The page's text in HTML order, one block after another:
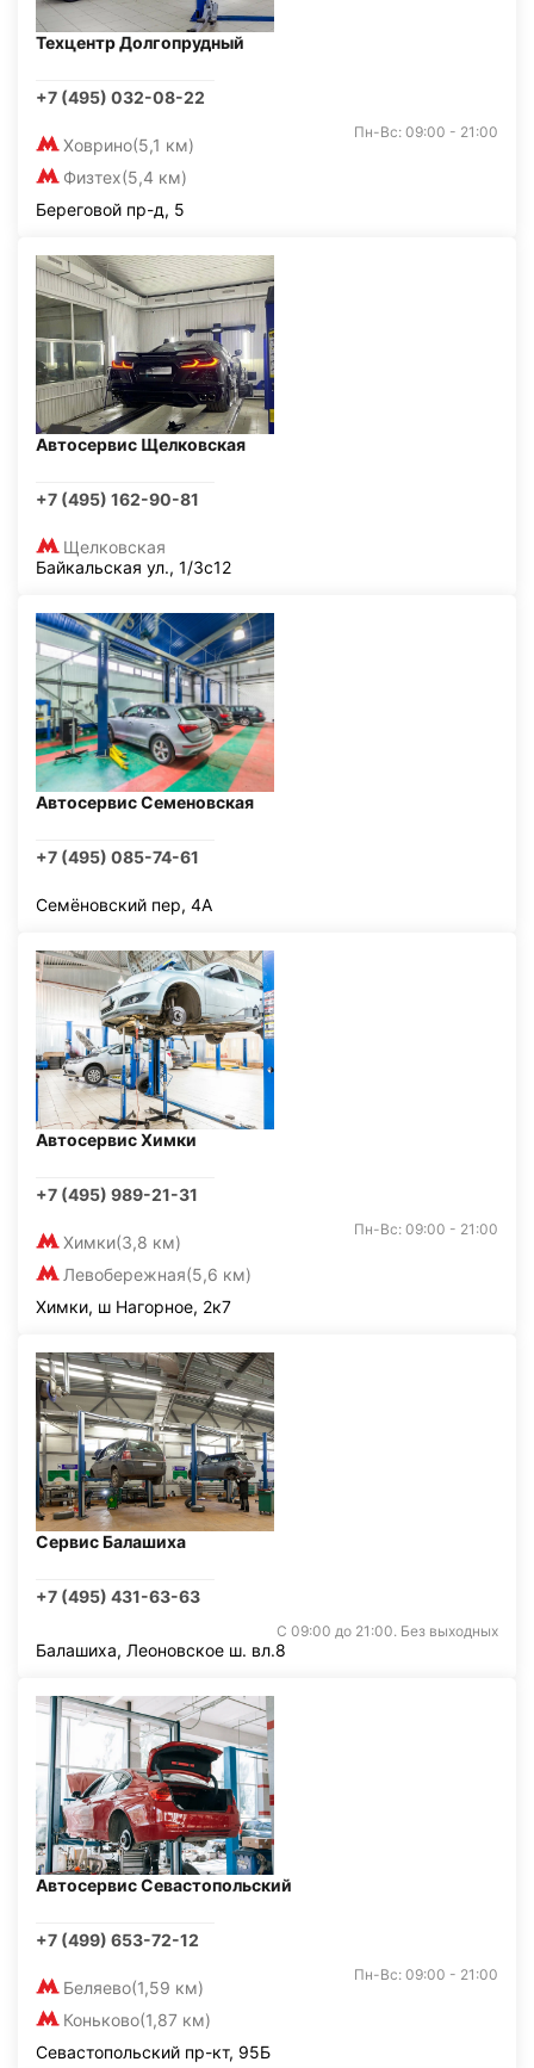
Техцентр Долгопрудный
+7 (495) 032-08-22
Ховрино(5,1 км)
Физтех(5,4 км)
Пн-Вс: 09:00 - 21:00
Береговой пр-д, 5
Автосервис Щелковская
+7 (495) 162-90-81
Щелковская
Байкальская ул., 1/3с12
Автосервис Семеновская
+7 (495) 085-74-61
Семёновский пер, 4А
Автосервис Химки
+7 (495) 989-21-31
Химки(3,8 км)
Левобережная(5,6 км)
Пн-Вс: 09:00 - 21:00
Химки, ш Нагорное, 2к7
Сервис Балашиха
+7 (495) 431-63-63
С 09:00 до 21:00. Без выходных
Балашиха, Леоновское ш. вл.8
Автосервис Севастопольский
+7 (499) 653-72-12
Беляево(1,59 км)
Коньково(1,87 км)
Пн-Вс: 09:00 - 21:00
Севастопольский пр-кт, 95Б